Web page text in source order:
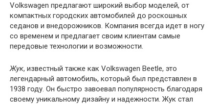
Volkswagen предлагают широкий выбор моделей, от
компактных городских автомобилей до роскошных
седанов и внедорожников. Компания всегда идет в ногу
со временем и предлагает своим клиентам самые
передовые технологии и возможности.
Жук, известный также как Volkswagen Beetle, это
легендарный автомобиль, который был представлен в
1938 году. Он быстро завоевал популярность благодаря
своему уникальному дизайну и надежности. Жук стал